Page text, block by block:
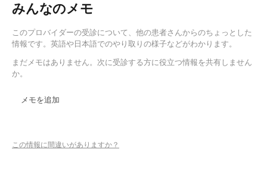
みんなのメモ
このプロバイダーの受診について、他の患者さんからのちょっとした
情報です。英語や日本語でのやり取りの様子などがわかります。
まだメモはありません。次に受診する方に役立つ情報を共有しません
か。
メモを追加
この情報に間違いがありますか？